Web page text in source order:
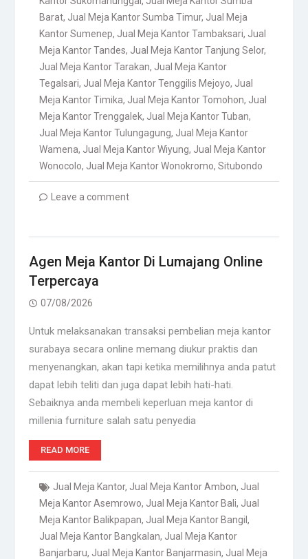
Barat, Jual Meja Kantor Sumba Timur, Jual Meja
Kantor Sumenep, Jual Meja Kantor Tambaksari, Jual
Meja Kantor Tandes, Jual Meja Kantor Tanjung Selor,
Jual Meja Kantor Tarakan, Jual Meja Kantor
Tegalsari, Jual Meja Kantor Tenggilis Mejoyo, Jual
Meja Kantor Timika, Jual Meja Kantor Tomohon, Jual
Meja Kantor Trenggalek, Jual Meja Kantor Tuban,
Jual Meja Kantor Tulungagung, Jual Meja Kantor
Wamena, Jual Meja Kantor Wiyung, Jual Meja Kantor
Wonocolo, Jual Meja Kantor Wonokromo, Situbondo
Leave a comment
Agen Meja Kantor Di Lumajang Online
Terpercaya
07/08/2026
Untuk melaksanakan transaksi pembelian meja kantor
surabaya secara online memang diukur praktis dan
menyenangkan, akan tapi ketika memilihnya anda patut
dapat lebih teliti dan juga dapat lebih hati-hati.
Sebaiknya anda membeli keperluan meja kantor di
millenia furniture salah satu penyedia
READ MORE
Jual Meja Kantor, Jual Meja Kantor Ambon, Jual
Meja Kantor Asemrowo, Jual Meja Kantor Bali, Jual
Meja Kantor Balikpapan, Jual Meja Kantor Bangil ,
Jual Meja Kantor Bangkalan, Jual Meja Kantor
Banjarbaru, Jual Meja Kantor Banjarmasin, Jual Meja